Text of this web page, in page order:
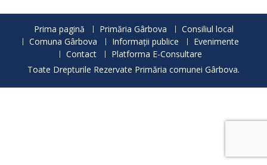
Prima pagină Primăria Gârbova
Consiliul local
Comuna Gârbova
Informații publice
Evenimente
Contact
Platforma E-Consultare
Toate Drepturile Rezervate Primăria comunei Gârbova.